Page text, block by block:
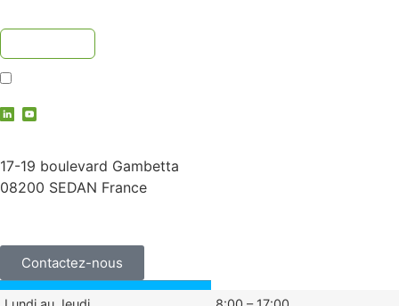
17-19 boulevard Gambetta
08200 SEDAN France
Contactez-nous